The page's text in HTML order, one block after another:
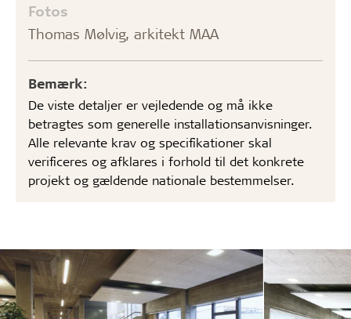
Fotos
Thomas Mølvig, arkitekt MAA
Bemærk:
De viste detaljer er vejledende og må ikke
betragtes som generelle installationsanvisninger.
Alle relevante krav og specifikationer skal
verificeres og afklares i forhold til det konkrete
projekt og gældende nationale bestemmelser.